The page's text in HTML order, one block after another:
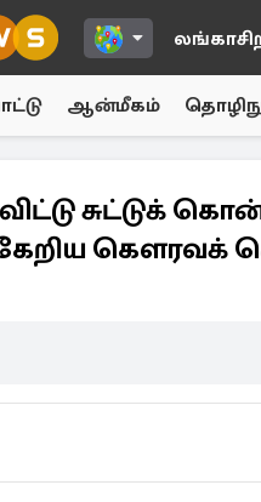
ஆன்மீகம்
சுட்டுக்